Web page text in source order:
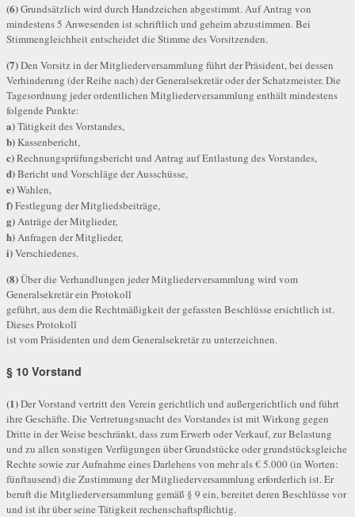
(6)Grundsätzlich wird durch Handzeichen abgestimmt. Auf Antrag von
mindestens 5 Anwesenden ist schriftlich und geheim abzustimmen. Bei
Stimmengleichheit entscheidet die Stimme des Vorsitzenden.
(7)Den Vorsitz in der Mitgliederversammlung führt der Präsident, bei dessen
Verhinderung (der Reihe nach) der Generalsekretär oder der Schatzmeister. Die
Tagesordnung jeder ordentlichen Mitgliederversammlung enthält mindestens
folgende Punkte:
a)Tätigkeit des Vorstandes,
b)Kassenbericht,
c)Rechnungsprüfungsbericht und Antrag auf Entlastung des Vorstandes,
d)Bericht und Vorschläge der Ausschüsse,
e)Wahlen,
f)Festlegung der Mitgliedsbeiträge,
g)Anträge der Mitglieder,
h)Anfragen der Mitglieder,
i)Verschiedenes.
(8)Über die Verhandlungen jeder Mitgliederversammlung wird vom
Generalsekretär ein Protokoll
geführt, aus dem die Rechtmäßigkeit der gefassten Beschlüsse ersichtlich ist.
Dieses Protokoll
ist vom Präsidenten und dem Generalsekretär zu unterzeichnen.
§ 10 Vorstand
(1)Der Vorstand vertritt den Verein gerichtlich und außergerichtlich und führt
ihre Geschäfte. Die Vertretungsmacht des Vorstandes ist mit Wirkung gegen
Dritte in der Weise beschränkt, dass zum Erwerb oder Verkauf, zur Belastung
und zu allen sonstigen Verfügungen über Grundstücke oder grundstücksgleiche
Rechte sowie zur Aufnahme eines Darlehens von mehr als € 5.000 (in Worten:
fünftausend) die Zustimmung der Mitgliederversammlung erforderlich ist. Er
beruft die Mitgliederversammlung gemäß § 9 ein, bereitet deren Beschlüsse vor
und ist ihr über seine Tätigkeit rechenschaftspflichtig.